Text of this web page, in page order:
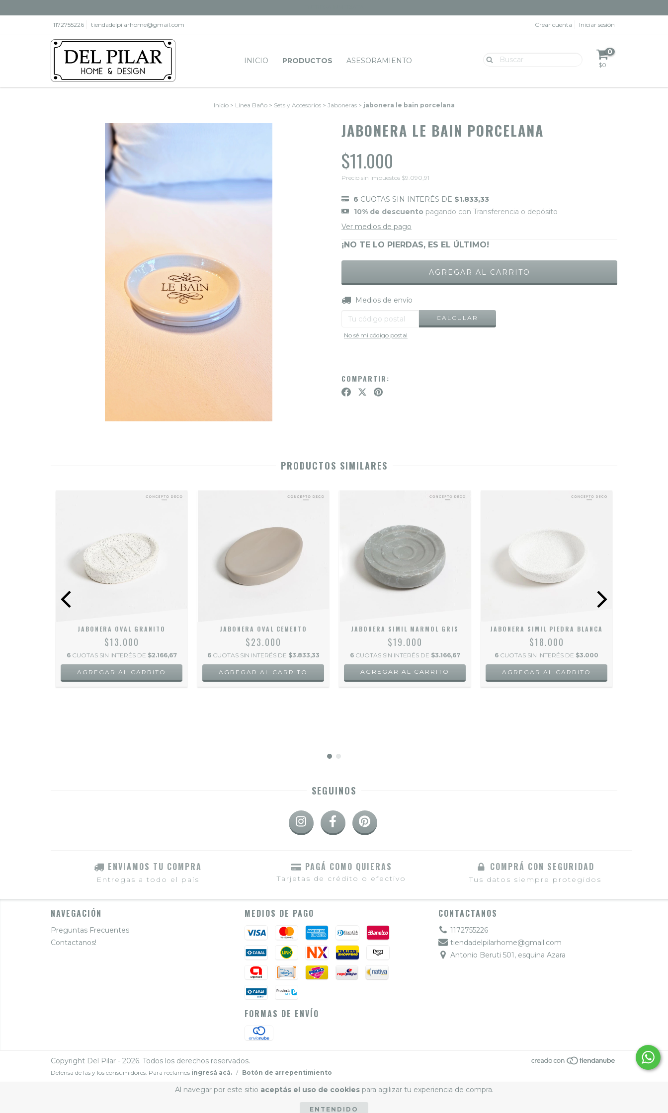
Al navegar por este sitio aceptás el uso de cookiespara agilizar tu experiencia de compra.
ENTENDIDO
1172755226 tiendadelpilarhome@gmail.com Crear cuenta Iniciar sesión
INICIO PRODUCTOS ASESORAMIENTO
0
$0
Inicio > Línea Baño > Sets y Accesorios > Jaboneras > jabonera le bain porcelana
JABONERA LE BAIN PORCELANA
$11.000
Precio sin impuestos $9.090,91
6 CUOTAS SIN INTERÉS DE $1.833,33
10% de descuento pagando con Transferencia o depósito
Ver medios de pago
¡NO TE LO PIERDAS, ES EL ÚLTIMO!
Entregas para el CP:
Medios de envío
CALCULAR
No sé mi código postal
COMPARTIR:
PRODUCTOS SIMILARES
JABONERA OVAL GRANITO
$13.000
6 CUOTAS SIN INTERÉS DE $2.166,67
JABONERA OVAL CEMENTO
$23.000
6 CUOTAS SIN INTERÉS DE $3.833,33
JABONERA SIMIL MARMOL GRIS
$19.000
6 CUOTAS SIN INTERÉS DE $3.166,67
AGREGAR AL CARRITO
JABONERA SIMIL PIEDRA BLANCA
$18.000
6 CUOTAS SIN INTERÉS DE $3.000
SEGUINOS
ENVIAMOS TU COMPRA
Entregas a todo el país
PAGÁ COMO QUIERAS
Tarjetas de crédito o efectivo
COMPRÁ CON SEGURIDAD
Tus datos siempre protegidos
NAVEGACIÓN
Preguntas Frecuentes
Contactanos!
MEDIOS DE PAGO
FORMAS DE ENVÍO
CONTACTANOS
1172755226
tiendadelpilarhome@gmail.com
Antonio Beruti 501, esquina Azara
Copyright Del Pilar - 2026. Todos los derechos reservados.
Defensa de las y los consumidores. Para reclamos ingresá acá. / Botón de arrepentimiento